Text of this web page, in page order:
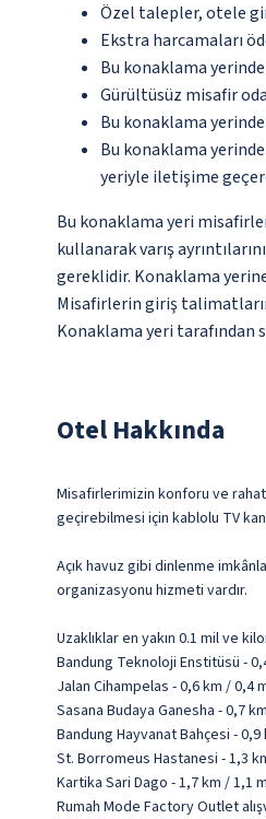
Özel talepler, otele
Ekstra harcamaları
Bu konaklama
Gürültüsüz misafir
Bu konaklama
Bu konaklama
yeriyle iletişime
Bu konaklama yeri
kullanarak varış
gereklidir. Konaklama
Misafirlerin giriş
Konaklama yeri
Otel Hakkında
Misafirlerimizin konforu ve
geçirebilmesi için kablolu TV
Açık havuz gibi dinlenme
organizasyonu hizmeti vardır.
Uzaklıklar en yakın 0.1 mil ve
Bandung Teknoloji Enstitüsü -
Jalan Cihampelas - 0,6 km / 0,4
Sasana Budaya Ganesha - 0,7
Bandung Hayvanat Bahçesi - 0,9
St. Borromeus Hastanesi - 1,3
Kartika Sari Dago - 1,7 km / 1,1
Rumah Mode Factory Outlet